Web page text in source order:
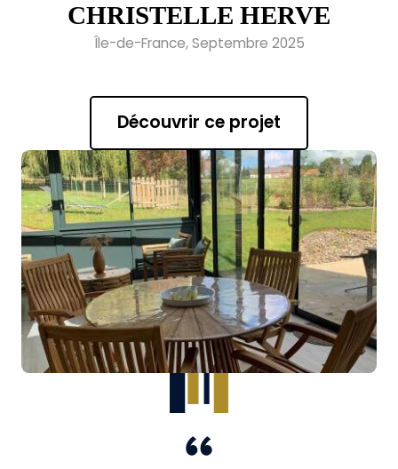
CHRISTELLE HERVE
Île-de-France, Septembre 2025
Découvrir ce projet